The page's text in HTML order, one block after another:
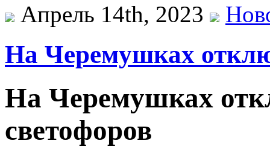
Апрель 14th, 2023
На Черемушках
На Черемушках
светофоров